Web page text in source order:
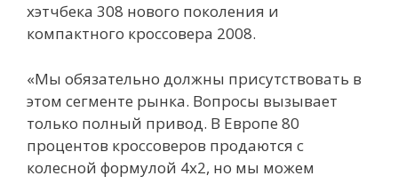
хэтчбека 308 нового поколения и
компактного кроссовера 2008.
«Мы обязательно должны присутствовать в
этом сегменте рынка. Вопросы вызывает
только полный привод. В Европе 80
процентов кроссоверов продаются с
колесной формулой 4х2, но мы можем